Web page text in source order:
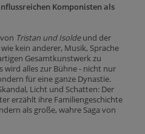
Komponisten als
Tristan und Isoldeund der
kein anderer, Musik, Sprache
Gesamtkunstwerk zu
wird alles zur Bühne - nicht nur
für eine ganze Dynastie.
Licht und Schatten: Der
erzählt ihre Familiengeschichte
als große, wahre Saga von